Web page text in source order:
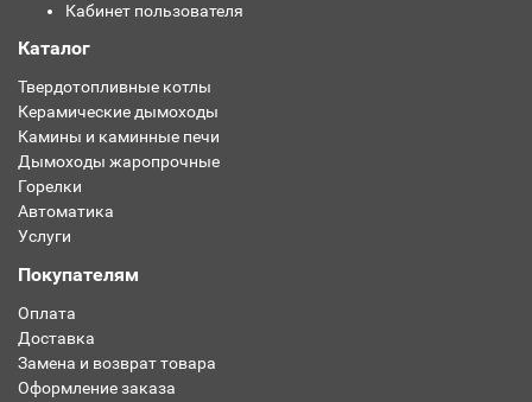
Кабинет пользователя
Каталог
Твердотопливные котлы
Керамические дымоходы
Камины и каминные печи
Дымоходы жаропрочные
Горелки
Автоматика
Услуги
Покупателям
Оплата
Доставка
Замена и возврат товара
Оформление заказа